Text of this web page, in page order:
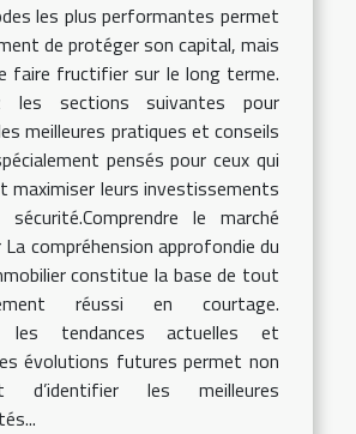
les plus performantes permet
de protéger son capital, mais
faire fructifier sur le long terme.
les sections suivantes pour
meilleures pratiques et conseils
pensés pour ceux qui
maximiser leurs investissements
le marché
compréhension approfondie du
constitue la base de tout
réussi en courtage.
les tendances actuelles et
évolutions futures permet non
d’identifier les meilleures